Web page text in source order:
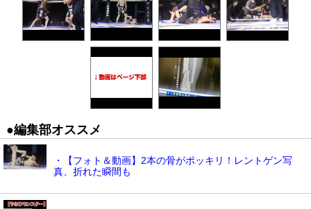
●編集部オススメ
・【フォト＆動画】2本の骨がポッキリ！レントゲン写
真、折れた瞬間も